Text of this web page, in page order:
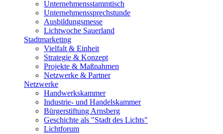
Unternehmensstammtisch
Unternehmenssprechstunde
Ausbildungsmesse
Lichtwoche Sauerland
Stadtmarketing
Vielfalt & Einheit
Strategie & Konzept
Projekte & Maßnahmen
Netzwerke & Partner
Netzwerke
Handwerkskammer
Industrie- und Handelskammer
Bürgerstiftung Arnsberg
Geschichte als "Stadt des Lichts"
Lichtforum